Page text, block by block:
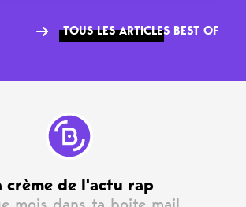
TOUS LES ARTICLES BEST OF
crème de l'actu rap